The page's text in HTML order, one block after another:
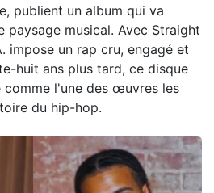
publient un album qui va
paysage musical. Avec Straight
impose un rap cru, engagé et
huit ans plus tard, ce disque
l'une des œuvres les
du hip-hop.